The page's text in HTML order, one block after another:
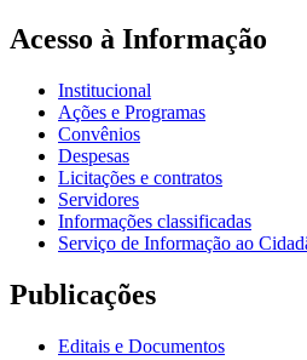
Acesso à Informação
Institucional
Ações e Programas
Convênios
Despesas
Licitações e contratos
Servidores
Informações classificadas
Serviço de Informação ao
Publicações
Editais e Documentos